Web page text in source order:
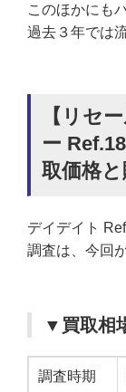
このほかにも
過去３年では
【リセ
ー
取価格
デイデイト
調査は、今回
▼買取相
調査時期